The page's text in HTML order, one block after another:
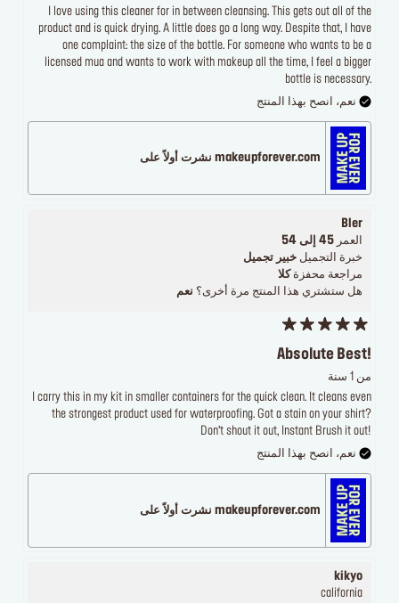
I love using this cleaner for in between cleansing. This gets out all of the
product and is quick drying. A little does go a long way. Despite that, I have
one complaint: the size of the bottle. For someone who wants to be a
licensed mua and wants to work with makeup all the time, I feel a bigger
bottle is necessary.
نعم، انصح بهذا المنتج
makeupforever.com نشرت أولاً على
Bler
العمر 45 إلى 54
خبرة التجميل خبير تجميل
مراجعة محفزة كلا
هل ستشتري هذا المنتج مرة أخرى؟ نعم
Absolute Best!
من 1 سنة
I carry this in my kit in smaller containers for the quick clean. It cleans even
the strongest product used for waterproofing. Got a stain on your shirt?
Don’t shout it out, Instant Brush it out!
نعم، انصح بهذا المنتج
makeupforever.com نشرت أولاً على
kikyo
california